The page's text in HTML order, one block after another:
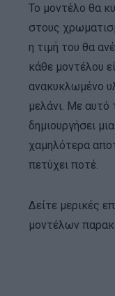
Το μοντέλο θα
στους
η τιμή του θα
κάθε μοντέλου
ανακυκλωμένο
μελάνι. Με
δημιουργήσει
χαμηλότερα
πετύχει ποτέ.
Δείτε μερικές
μοντέλων